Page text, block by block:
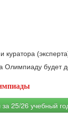
куратора
Олимпиаду будет
25/26 учебный